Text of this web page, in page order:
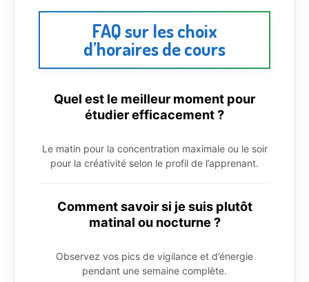
FAQ sur les choix
d’horaires de cours
Quel est le meilleur moment pour
étudier efficacement ?
Le matin pour la concentration maximale ou le soir
pour la créativité selon le profil de l’apprenant.
Comment savoir si je suis plutôt
matinal ou nocturne ?
Observez vos pics de vigilance et d’énergie
pendant une semaine complète.